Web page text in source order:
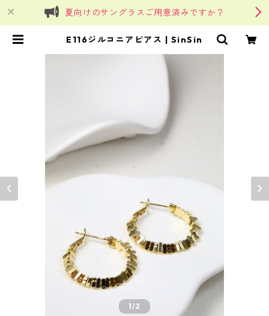
夏向けのサングラスご用意済みですか？
E116ジルコニアピアス | SinSin
1/2